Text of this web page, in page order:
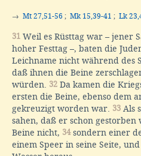
→ Mt 27,51-56 ; Mk 15,39-41 ; Lk
31 Weil es Rüsttag war – jener
hoher Festtag –, baten die
Leichname nicht während des
daß ihnen die Beine
würden. 32 Da kamen die
ersten die Beine, ebenso dem
gekreuzigt worden war. 33 Als
sahen, daß er schon
Beine nicht, 34sondern einer
einem Speer in seine Seite,